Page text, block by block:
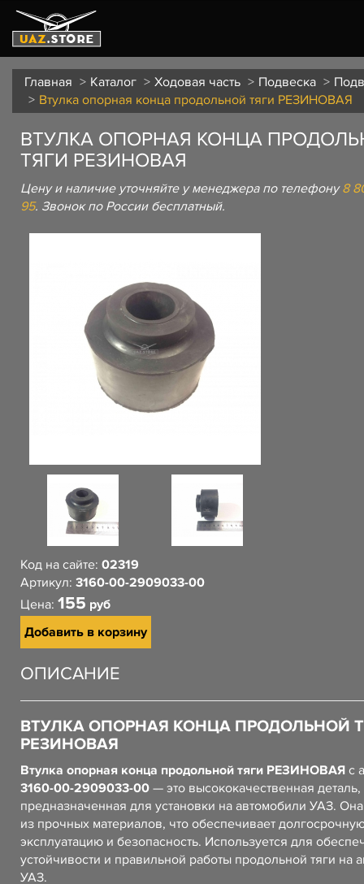
Главная Каталог Ходовая часть Подвеска
Втулка опорная конца продольной тяги РЕЗИНОВАЯ
ВТУЛКА ОПОРНАЯ КОНЦА
ТЯГИ РЕЗИНОВАЯ
Цену и наличие уточняйте у менеджера по телефону8
95. Звонок по России бесплатный.
Код на сайте: 02319
Артикул: 3160-00-2909033-00
Цена: 155 руб
Добавить в корзину
ОПИСАНИЕ
ВТУЛКА ОПОРНАЯ КОНЦА ПРОДОЛЬНОЙ
РЕЗИНОВАЯ
Втулка опорная конца продольной тяги РЕЗИНОВАЯ с
3160-00-2909033-00 — это высококачественная деталь,
предназначенная для установки на автомобили УАЗ.
из прочных материалов, что обеспечивает
эксплуатацию и безопасность. Используется для
устойчивости и правильной работы продольной тяги на
УАЗ.